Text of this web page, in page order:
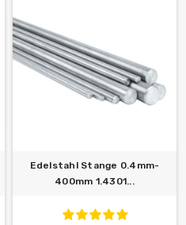
Edelstahl Stange 0.4mm-
400mm 1.4301...